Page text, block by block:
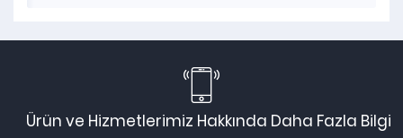
Ürün ve Hizmetlerimiz Hakkında Daha Fazla Bilgi